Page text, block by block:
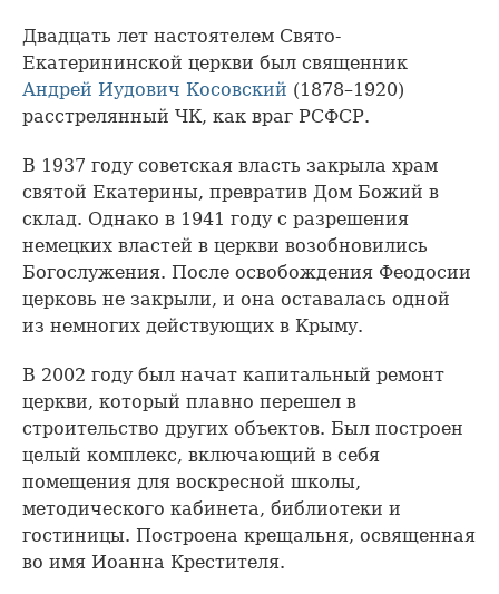
Двадцать лет настоятелем Свято-
Екатерининской церкви был священник
Андрей Иудович Косовский (1878–1920)
расстрелянный ЧК, как враг РСФСР.
В 1937 году советская власть закрыла храм
святой Екатерины, превратив Дом Божий в
склад. Однако в 1941 году с разрешения
немецких властей в церкви возобновились
Богослужения. После освобождения Феодосии
церковь не закрыли, и она оставалась одной
из немногих действующих в Крыму.
В 2002 году был начат капитальный ремонт
церкви, который плавно перешел в
строительство других объектов. Был построен
целый комплекс, включающий в себя
помещения для воскресной школы,
методического кабинета, библиотеки и
гостиницы. Построена крещальня, освященная
во имя Иоанна Крестителя.